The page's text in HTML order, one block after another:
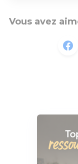
Vous avez